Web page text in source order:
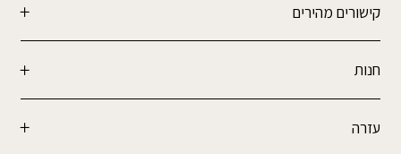
קישורים מהירים
חנות
עזרה